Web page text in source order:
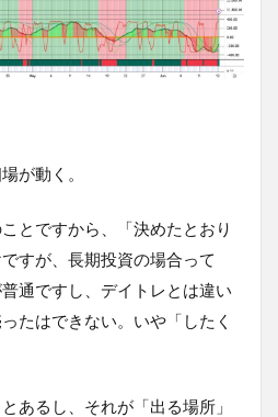
が動く。
とですから、「決めたとおり
すが、長期投資の場合って
通ですし、デイトレとは違い
たはできない。いや「したく
あるし、それが「出る場所」